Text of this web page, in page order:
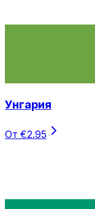
Унгария
От €2.95